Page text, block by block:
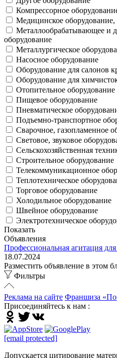
Компрессорное
Медицинское оборудование,
Металлообрабатывающее и
оборудование
Металлургическое
Насосное оборудование
Оборудование для салонов
Оборудование для
Отопительное оборудование
Пищевое оборудование
Пневматическое
Подъемно-транспортное
Сварочное, газопламенное
Световое, звуковое
Сельскохозяйственная
Строительное оборудование
Телекоммуникационное
Теплотехническое
Торговое оборудование
Холодильное оборудование
Швейное оборудование
Электротехническое
Показать
Объявления
Профессиональная агитация
18.07.2024
Разместить объявление в этом
Фильтры
Реклама на сайте Франшиза
Присоединяйтесь к нам :
[email protected]
Допускается цитирование